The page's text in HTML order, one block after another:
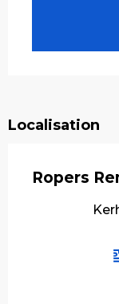
Localisation
Ropers